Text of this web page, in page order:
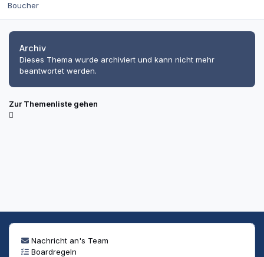
Boucher
Archiv
Dieses Thema wurde archiviert und kann nicht mehr
beantwortet werden.
Zur Themenliste gehen
Nachricht an's Team
Boardregeln